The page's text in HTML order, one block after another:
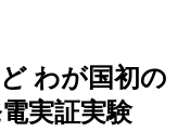
わが国初の
実証実験